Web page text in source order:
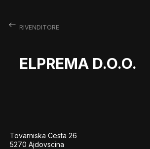
RIVENDITORE
ELPREMA D.O.O.
Tovarniska Cesta 26
5270 Ajdovscina